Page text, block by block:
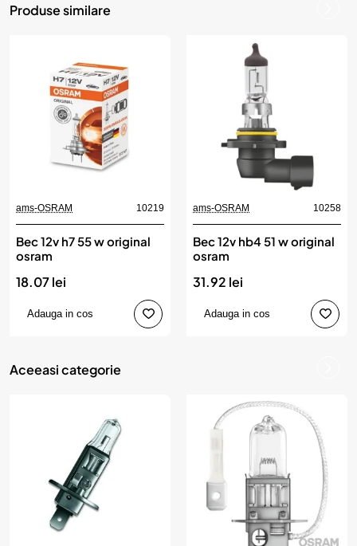
Produse similare
ams-OSRAM 10219
Bec 12v h7 55 w original
osram
18.07 lei
Adauga in cos
ams-OSRAM 10258
Bec 12v hb4 51 w original
osram
31.92 lei
Adauga in cos
Aceeasi categorie